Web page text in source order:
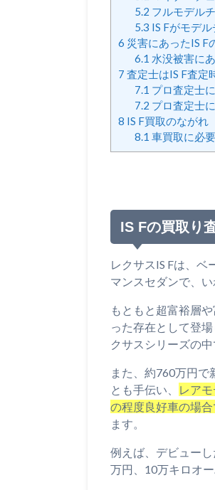
5.2 フルモデル
5.3 IS Fがモデ
6 災害にあったIS F
6.1 水没被害に
7 査定士はIS F査定
7.1 プロ査定士
7.2 プロ査定士
8 IS F買取のながれ
8.1 車買取に必
IS Fの買取り
レクサスIS Fは、
マンスセダンで、
もともと超富裕層
った存在として登
クサスシリーズの
また、約760万円で
とも手伝い、
レア
の程度良好車の場
ます。
例えば、デビュー
万円、10万キロオ